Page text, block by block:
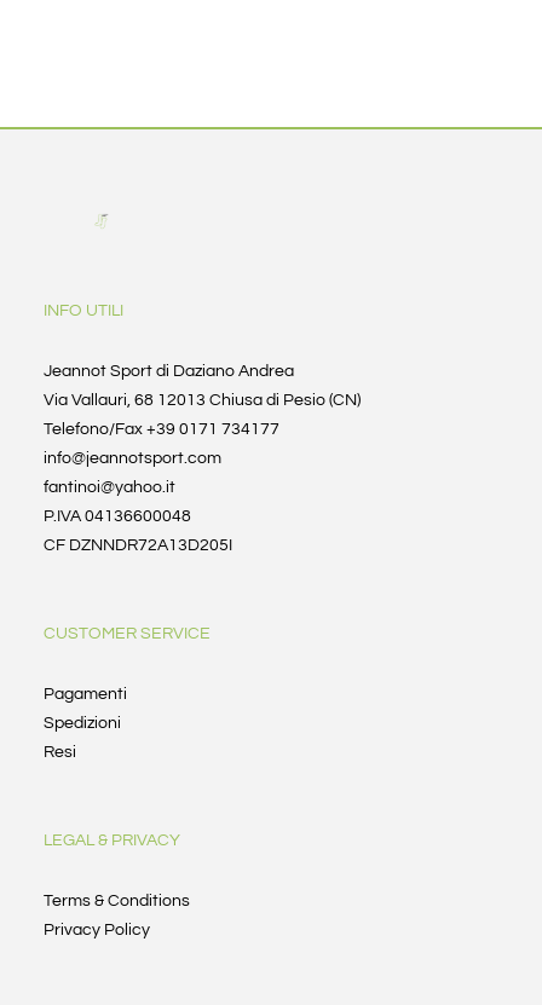
INFO UTILI
Jeannot Sport di Daziano Andrea
Via Vallauri, 68 12013 Chiusa di Pesio (CN)
Telefono/Fax +39 0171 734177
info@jeannotsport.com
fantinoi@yahoo.it
P.IVA 04136600048
CF DZNNDR72A13D205I
CUSTOMER SERVICE
Pagamenti
Spedizioni
Resi
LEGAL & PRIVACY
Terms & Conditions
Privacy Policy